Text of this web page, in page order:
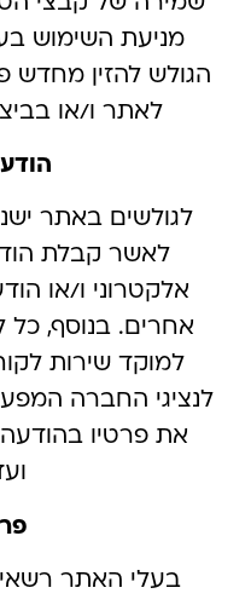
מניעת השימוש
הגולש להזין מחדש
לאתר ו/או
לגולשים באתר
לאשר קבלת
אחרים. בנוסף, כל
למוקד שירות
לנציגי החברה
את פרטיו בהודעה,
בעלי האתר